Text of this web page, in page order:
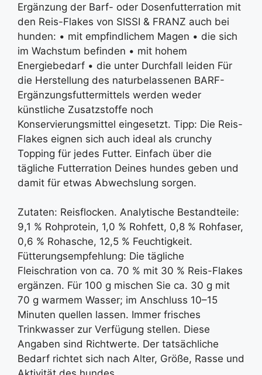
Ergänzung der Barf- oder Dosenfutterration mit
den Reis-Flakes von SISSI & FRANZ auch bei
hunden: • mit empfindlichem Magen • die sich
im Wachstum befinden • mit hohem
Energiebedarf • die unter Durchfall leiden Für
die Herstellung des naturbelassenen BARF-
Ergänzungsfuttermittels werden weder
künstliche Zusatzstoffe noch
Konservierungsmittel eingesetzt. Tipp: Die Reis-
Flakes eignen sich auch ideal als crunchy
Topping für jedes Futter. Einfach über die
tägliche Futterration Deines hundes geben und
damit für etwas Abwechslung sorgen.
Zutaten: Reisflocken. Analytische Bestandteile:
9,1 % Rohprotein, 1,0 % Rohfett, 0,8 % Rohfaser,
0,6 % Rohasche, 12,5 % Feuchtigkeit.
Fütterungsempfehlung: Die tägliche
Fleischration von ca. 70 % mit 30 % Reis-Flakes
ergänzen. Für 100 g mischen Sie ca. 30 g mit
70 g warmem Wasser; im Anschluss 10–15
Minuten quellen lassen. Immer frisches
Trinkwasser zur Verfügung stellen. Diese
Angaben sind Richtwerte. Der tatsächliche
Bedarf richtet sich nach Alter, Größe, Rasse und